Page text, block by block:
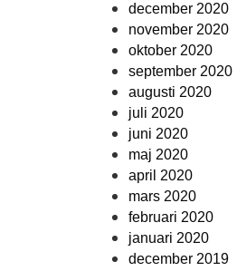
december 2020
november 2020
oktober 2020
september 2020
augusti 2020
juli 2020
juni 2020
maj 2020
april 2020
mars 2020
februari 2020
januari 2020
december 2019